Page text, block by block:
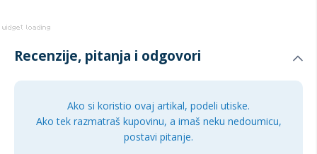
Recenzije, pitanja i odgovori
Ako si koristio ovaj artikal, podeli utiske.
Ako tek razmatraš kupovinu, a imaš neku nedoumicu,
postavi pitanje.